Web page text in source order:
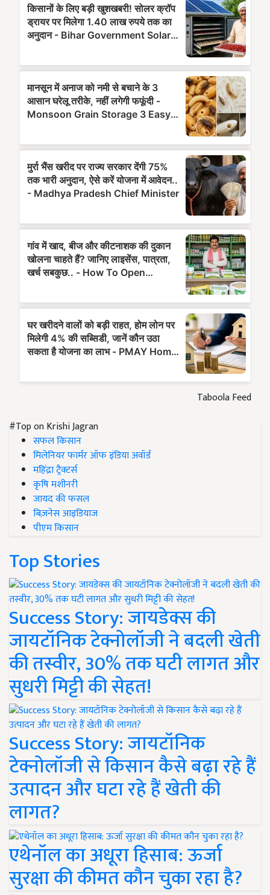
Taboola Feed
#Top on Krishi Jagran
सफल किसान
मिलेनियर फार्मर ऑफ इंडिया अवॉर्ड
महिंद्रा ट्रैक्टर्स
कृषि मशीनरी
जायद की फसल
बिज़नेस आइडियाज
पीएम किसान
Top Stories
Success Story: जायडेक्स की
जायटॉनिक टेक्नोलॉजी ने बदली खेती
की तस्वीर, 30% तक घटी लागत और
सुधरी मिट्टी की सेहत!
Success Story: जायटॉनिक
टेक्नोलॉजी से किसान कैसे बढ़ा रहे हैं
उत्पादन और घटा रहे हैं खेती की
लागत?
एथेनॉल का अधूरा हिसाब: ऊर्जा
सुरक्षा की कीमत कौन चुका रहा है?